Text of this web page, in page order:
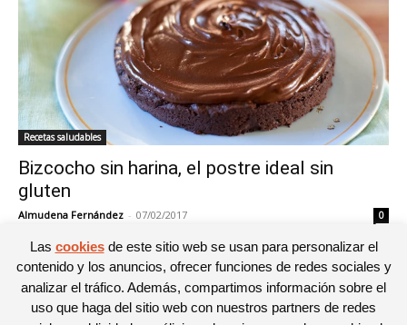
Recetas saludables
Bizcocho sin harina, el postre ideal sin
gluten
Almudena Fernández - 07/02/2017 0
1 2 3
Las cookiesde este sitio web se usan para personalizar el
contenido y los anuncios, ofrecer funciones de redes sociales y
analizar el tráfico. Además, compartimos información sobre el
uso que haga del sitio web con nuestros partners de redes